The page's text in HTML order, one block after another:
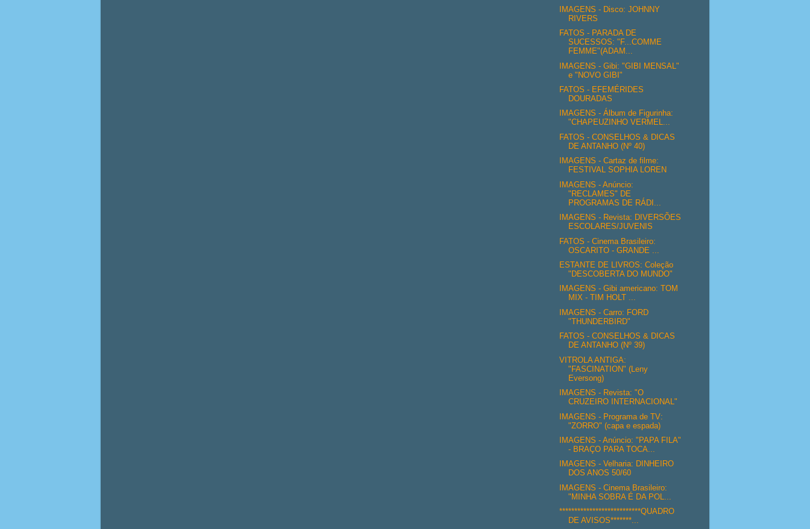
IMAGENS - Disco: JOHNNY
RIVERS
FATOS - PARADA DE
SUCESSOS: "F...COMME
FEMME"(ADAM...
IMAGENS - Gibi: "GIBI MENSAL"
e "NOVO GIBI"
FATOS - EFEMÉRIDES
DOURADAS
IMAGENS - Álbum de Figurinha:
"CHAPEUZINHO VERMEL...
FATOS - CONSELHOS & DICAS
DE ANTANHO (Nº 40)
IMAGENS - Cartaz de filme:
FESTIVAL SOPHIA LOREN
IMAGENS - Anúncio:
"RECLAMES" DE
PROGRAMAS DE RÁDI...
IMAGENS - Revista: DIVERSÕES
ESCOLARES/JUVENIS
FATOS - Cinema Brasileiro:
OSCARITO - GRANDE ...
ESTANTE DE LIVROS: Coleção
"DESCOBERTA DO MUNDO"
IMAGENS - Gibi americano: TOM
MIX - TIM HOLT ...
IMAGENS - Carro: FORD
"THUNDERBIRD"
FATOS - CONSELHOS & DICAS
DE ANTANHO (Nº 39)
VITROLA ANTIGA:
"FASCINATION" (Leny
Eversong)
IMAGENS - Revista: "O
CRUZEIRO INTERNACIONAL"
IMAGENS - Programa de TV:
"ZORRO" (capa e espada)
IMAGENS - Anúncio: "PAPA FILA"
- BRAÇO PARA TOCA...
IMAGENS - Velharia: DINHEIRO
DOS ANOS 50/60
IMAGENS - Cinema Brasileiro:
"MINHA SOBRA É DA POL...
***************************QUADRO
DE AVISOS*******...